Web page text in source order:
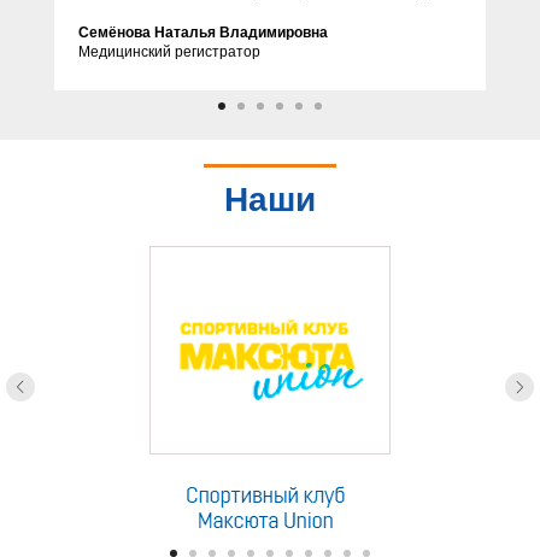
Семёнова Наталья Владимировна
Медицинский регистратор
Наши